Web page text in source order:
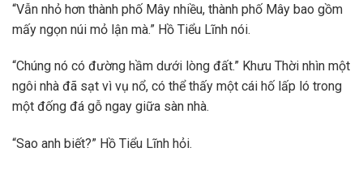
“Vẫn nhỏ hơn thành phố Mây nhiều, thành phố Mây bao gồm
mấy ngọn núi mỏ lận mà.” Hồ Tiểu Lĩnh nói.
“Chúng nó có đường hầm dưới lòng đất.” Khưu Thời nhìn một
ngôi nhà đã sạt vì vụ nổ, có thể thấy một cái hố lấp ló trong
một đống đá gỗ ngay giữa sàn nhà.
“Sao anh biết?” Hồ Tiểu Lĩnh hỏi.